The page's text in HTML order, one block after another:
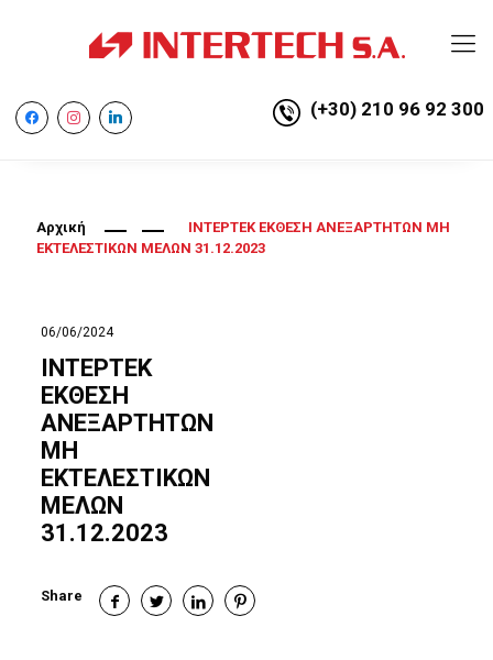
facebookinstagramlinkedin (+30) 210 96 92 300
Αρχική
ΙΝΤΕΡΤΕΚ ΕΚΘΕΣΗ ΑΝΕΞΑΡΤΗΤΩΝ ΜΗ
ΕΚΤΕΛΕΣΤΙΚΩΝ ΜΕΛΩΝ 31.12.2023
06/06/2024
ΙΝΤΕΡΤΕΚ
ΕΚΘΕΣΗ
ΑΝΕΞΑΡΤΗΤΩΝ
ΜΗ
ΕΚΤΕΛΕΣΤΙΚΩΝ
ΜΕΛΩΝ
31.12.2023
Share